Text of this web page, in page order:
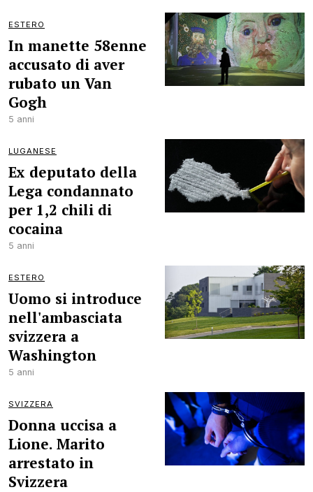
ESTERO
In manette 58enne
accusato di aver
rubato un Van
Gogh
5 anni
LUGANESE
Ex deputato della
Lega condannato
per 1,2 chili di
cocaina
5 anni
ESTERO
Uomo si introduce
nell'ambasciata
svizzera a
Washington
5 anni
SVIZZERA
Donna uccisa a
Lione. Marito
arrestato in
Svizzera